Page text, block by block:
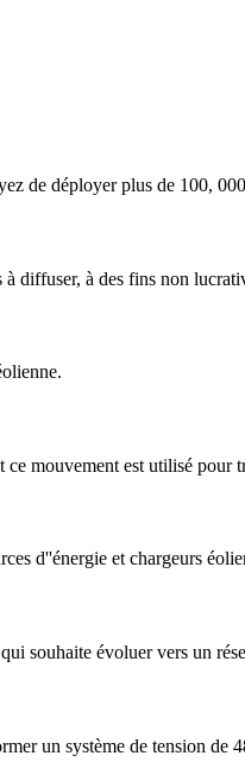
de déployer plus de 100,
diffuser, à des fins non
mouvement est utilisé pour
d''énergie et chargeurs
souhaite évoluer vers un
un système de tension de